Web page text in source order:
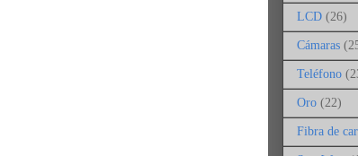
LCD (26)
Cámaras
Teléfono
Oro (22)
Fibra de